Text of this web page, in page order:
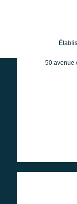
50 avenue